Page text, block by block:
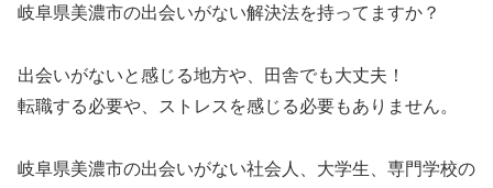
岐阜県美濃市の出会いがない解決法を持ってますか？
出会いがないと感じる地方や、田舎でも大丈夫！
転職する必要や、ストレスを感じる必要もありません。
岐阜県美濃市の出会いがない社会人、大学生、専門学校の